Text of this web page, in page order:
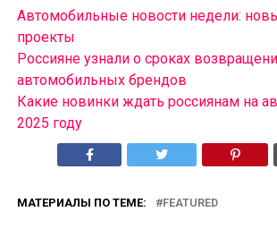
Автомобильные новости недели:
проекты
Россияне узнали о сроках
автомобильных брендов
Какие новинки ждать россиянам на
2025 году
МАТЕРИАЛЫ ПО ТЕМЕ: FEATURED